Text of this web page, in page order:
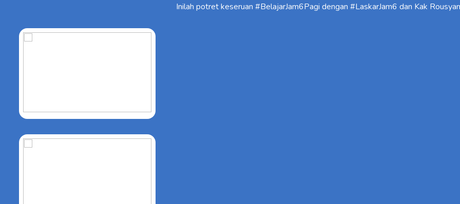
Inilah potret keseruan #BelajarJam6Pagi dengan #LaskarJam6 dan Kak Rousyan